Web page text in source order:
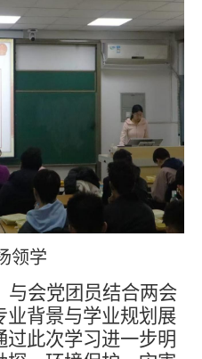
领学
与会党团员结合两会
业背景与学业规划展
此次学习进一步明